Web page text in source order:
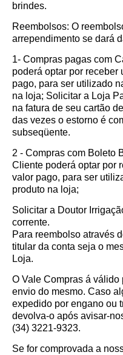
brindes.
Reembolsos: O
arrependimento se dará
1- Compras pagas com
poderá optar por receber
pago, para ser utilizado
na loja; Solicitar a Loja
na fatura de seu cartão
das vezes o estorno é
subseqüente.
2 - Compras com Boleto
Cliente poderá optar por
valor pago, para ser
produto na loja;
Solicitar a Doutor
corrente.
Para reembolso através
titular da conta seja o
Loja.
O Vale Compras á válido
envio do mesmo. Caso
expedido por engano ou
devolva-o após avisar-
(34) 3221-9323.
Se for comprovada a